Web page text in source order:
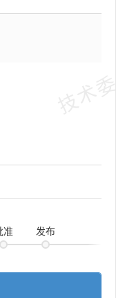
准 发布